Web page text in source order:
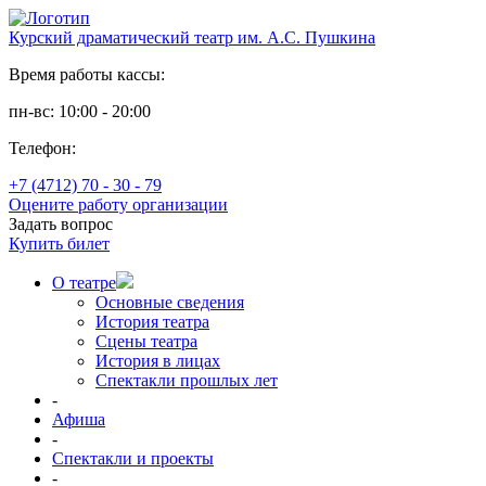
Курский драматический театр им. А.С. Пушкина
Время работы кассы:
пн-вс: 10:00 - 20:00
Телефон:
+7 (4712) 70 - 30 - 79
Оцените работу организации
Задать вопрос
Купить билет
О театре
Основные сведения
История театра
Сцены театра
История в лицах
Спектакли прошлых лет
-
Афиша
-
Спектакли и проекты
-